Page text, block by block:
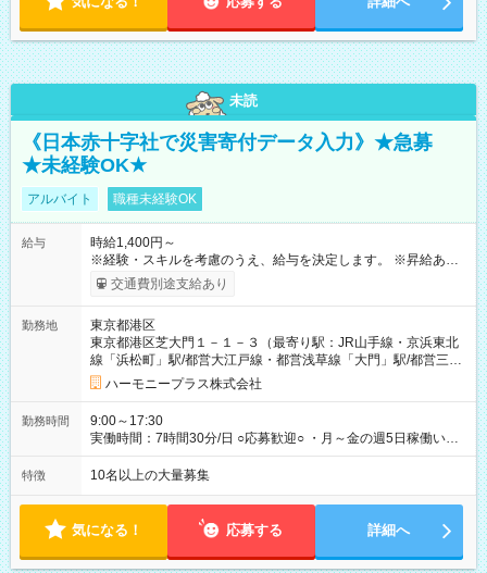
未読
《日本赤十字社で災害寄付データ入力》★急募
★未経験OK★
アルバイト 職種未経験OK
給与
時給1,400円～
※経験・スキルを考慮のうえ、給与を決定します。 ※昇給あり
（勤務実績・評価による） ※残業が発生した場合は、時間外手
当を全額支給します。 ※交通費支給（月額上限50,000円／当社
間中も給与・待遇に変更はありません。 【試用期間】試用期間
あり 試用期間の長さ：1ヶ月 雇用形態、給与は本採用時と同じ
です。 試用期間中は、健康保険などの福利厚生の一部が制限さ
れる可能性があります。
交通費別途支給あり
勤務地
東京都港区
東京都港区芝大門１－１－３（最寄り駅：JR山手線・京浜東北
線「浜松町」駅/都営大江戸線・都営浅草線「⼤⾨」駅/都営三田
線「御成⾨」駅）
ハーモニープラス株式会社
勤務時間
9:00～17:30
実働時間：7時間30分/日 ○応募歓迎○ ・月～金の週5日稼働いた
だける方 ・実働時間：7.5時間（休憩1時間）
特徴 10名以上の大量募集
気になる！ 応募する 詳細へ